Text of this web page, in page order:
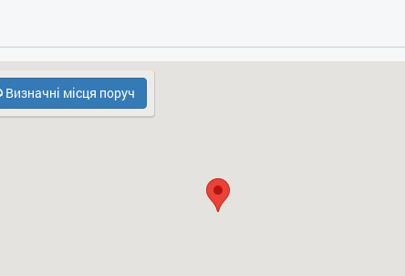
- Холодильник
Визначні місця поруч